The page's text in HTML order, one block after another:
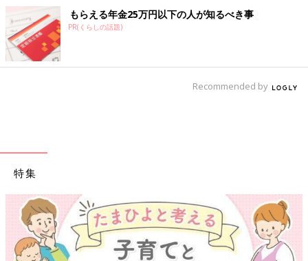
もらえる年金25万円以下の人が知るべき事
PR(くらしの話題)
Recommended by
特集